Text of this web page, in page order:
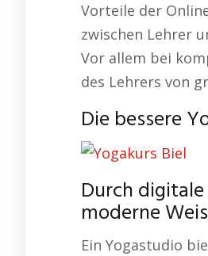
Vorteile der
zwischen Lehrer
Vor allem bei
des Lehrers von
Die bessere
Durch
moderne
Ein Yogastudio